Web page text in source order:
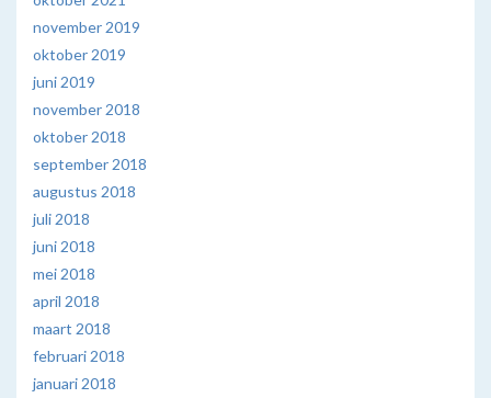
november 2019
oktober 2019
juni 2019
november 2018
oktober 2018
september 2018
augustus 2018
juli 2018
juni 2018
mei 2018
april 2018
maart 2018
februari 2018
januari 2018